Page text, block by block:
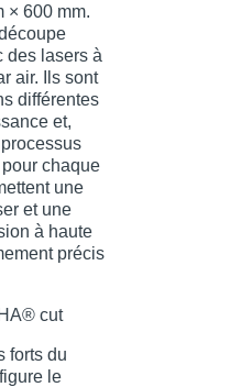
× 600 mm.
des lasers à
air. Ils sont
différentes
et,
chaque
une
et une
à haute
précis
forts du
le